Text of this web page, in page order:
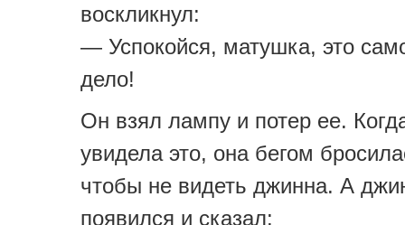
воскликнул:
— Успокойся, матушка, это
дело!
Он взял лампу и потер ее.
увидела это, она бегом
чтобы не видеть джинна. А
появился и сказал: